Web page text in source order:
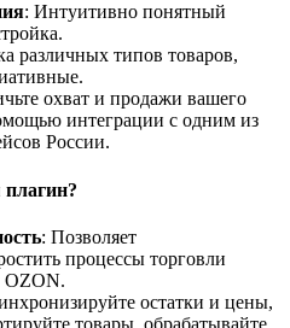
: Интуитивно понятный
различных типов товаров,
охват и продажи вашего
интеграции с одним из
России.
: Позволяет
процессы торговли
OZON.
остатки и цены,
товары, обрабатывайте